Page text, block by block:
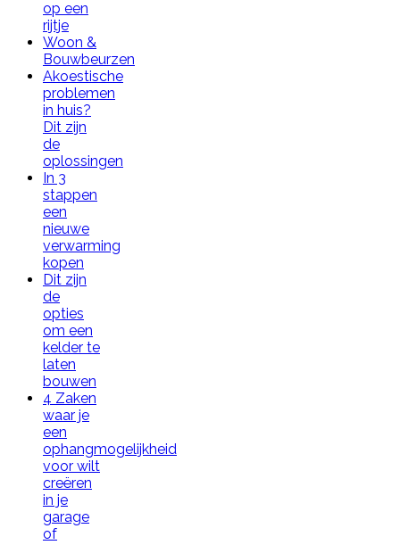
op een
rijtje
Woon &
Bouwbeurzen
Akoestische
problemen
in huis?
Dit zijn
de
oplossingen
In 3
stappen
een
nieuwe
verwarming
kopen
Dit zijn
de
opties
om een
kelder te
laten
bouwen
4 Zaken
waar je
een
ophangmogelijkheid
voor wilt
creëren
in je
garage
of